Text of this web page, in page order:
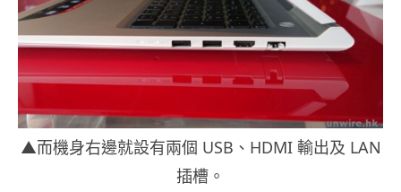
▲而機身右邊就設有兩個 USB、HDMI 輸出及 LAN
插槽。